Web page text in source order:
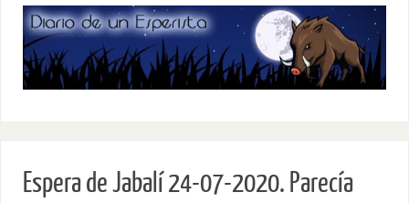
Espera de Jabalí 24-07-2020. Parecía